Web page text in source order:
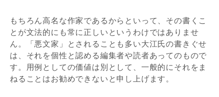
もちろん高名な作家であるからといって、その書くこ
とが文法的にも常に正しいというわけではありませ
ん。「悪文家」とされることも多い大江氏の書きぐせ
は、それを個性と認める編集者や読者あってのもので
す。用例としての価値は別として、一般的にそれをま
ねることはお勧めできないと申し上げます。